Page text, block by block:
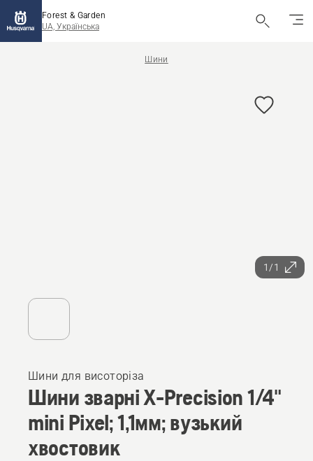
Forest & Garden
UA, Українська
Шини
1/1
Шини для висоторіза
Шини зварні X-Precision 1/4"
mini Pixel; 1,1мм; вузький
хвостовик